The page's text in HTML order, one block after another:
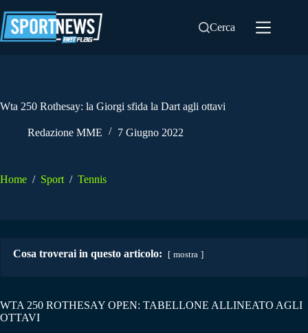
al
contenuto
Cerca
Wta 250 Rothesay: la Giorgi sfida la Dart agli ottavi
Redazione MME 7 Giugno 2022
Home / Sport / Tennis
Cosa troverai in questo articolo: mostra
WTA 250 ROTHESAY OPEN: TABELLONE ALLINEATO AGLI
OTTAVI